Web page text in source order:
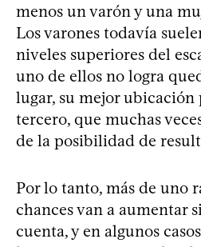
menos un varón y una
Los varones todavía
niveles superiores del
uno de ellos no logra
lugar, su mejor ubicación
tercero, que muchas
de la posibilidad de
Por lo tanto, más de uno
chances van a aumentar
cuenta, y en algunos